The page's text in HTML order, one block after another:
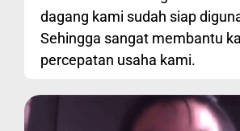
dagang kami sudah siap
Sehingga sangat membantu
percepatan usaha kami.